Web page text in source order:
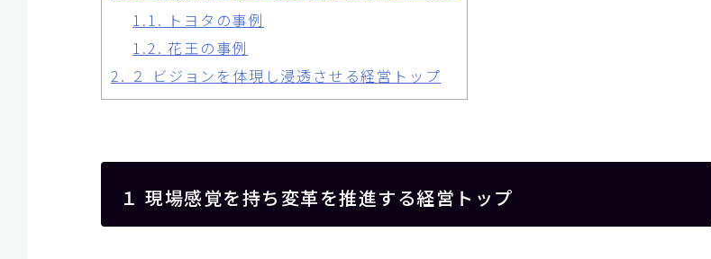
1.1. トヨタの事例
1.2. 花王の事例
2. ２ ビジョンを体現し浸透させる経営トップ
１ 現場感覚を持ち変革を推進する経営トップ